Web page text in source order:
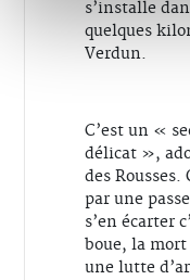
s’installe
quelques
Verdun.
C’est un «
délicat »,
des
par une
s’en écarter
boue, la
une lutte